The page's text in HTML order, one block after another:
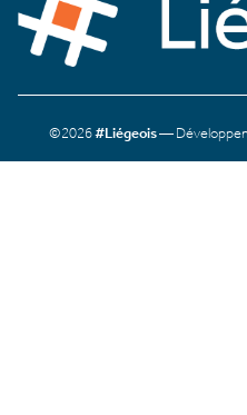
©2026#Liégeois—